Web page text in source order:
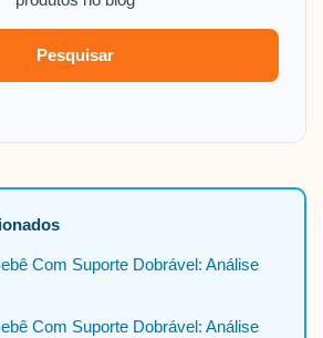
Pesquisar
Com Suporte Dobrável: Análise
Com Suporte Dobrável: Análise